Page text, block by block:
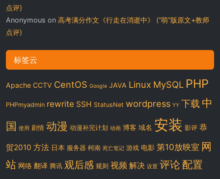
点评)
Anonymous on 高考满分作文《行走在消逝中》 (“萌”版原文+教师
点评)
标签云
Apache CCTV CentOS Google JAVA Linux MySQL PHP
PHPmyadmin rewrite SSH StatusNet wordpress YY 下载 中
国 使用 剧情 动漫 动漫补完计划 动画 博客 域名 安装 影评 恭
贺2010 方法 日本 服务器 柯南 死亡笔记 游戏 电影 第10放映室 网
站 网络 翻译 腾讯 观后感 规则 视频 解决 设置 评论 配置